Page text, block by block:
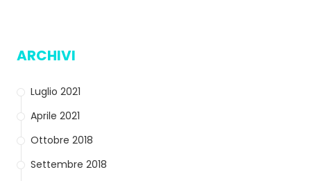
ARCHIVI
Luglio 2021
Aprile 2021
Ottobre 2018
Settembre 2018